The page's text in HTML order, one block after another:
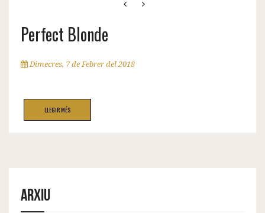
Perfect Blonde
Dimecres, 7 de Febrer del 2018
LLEGIR MÉS
Arxiu